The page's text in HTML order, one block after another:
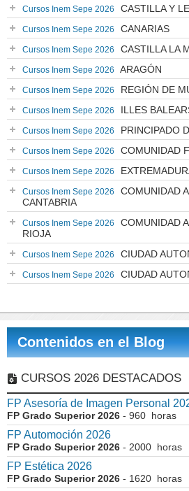
Cursos Inem Sepe 2026 CASTILLA Y
Cursos Inem Sepe 2026 CANARIAS
Cursos Inem Sepe 2026 CASTILLA LA
Cursos Inem Sepe 2026 ARAGÓN
Cursos Inem Sepe 2026 REGIÓN DE
Cursos Inem Sepe 2026 ILLES
Cursos Inem Sepe 2026 PRINCIPADO
Cursos Inem Sepe 2026 COMUNIDAD
Cursos Inem Sepe 2026
Cursos Inem Sepe 2026
COMUNIDAD
CANTABRIA
Cursos Inem Sepe 2026
COMUNIDAD
RIOJA
Cursos Inem Sepe 2026 CIUDAD
Cursos Inem Sepe 2026 CIUDAD
Contenidos en el Blog
CURSOS 2026 DESTACADOS
FP Asesoría de Imagen Personal
FP Grado Superior 2026 - 960 horas
FP Automoción 2026
FP Grado Superior 2026 - 2000 horas
FP Estética 2026
FP Grado Superior 2026 - 1620 horas